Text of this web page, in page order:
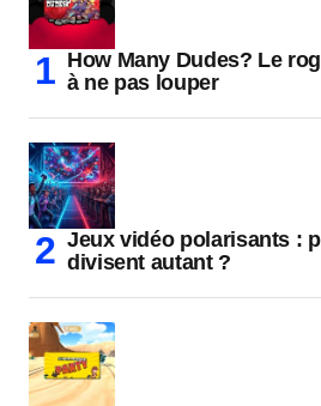
How Many Dudes? Le
à ne pas louper
Jeux vidéo polarisants :
divisent autant ?